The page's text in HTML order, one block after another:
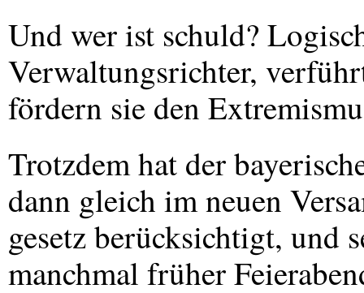
Und wer ist schuld?
Verwaltungsrichter,
fördern sie den
Trotzdem hat der
dann gleich im neuen
gesetz berücksichtigt, und
manchmal früher